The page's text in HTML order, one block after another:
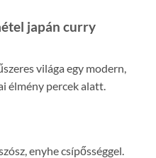
japán curry
világa egy modern,
élmény percek alatt.
enyhe csípősséggel.